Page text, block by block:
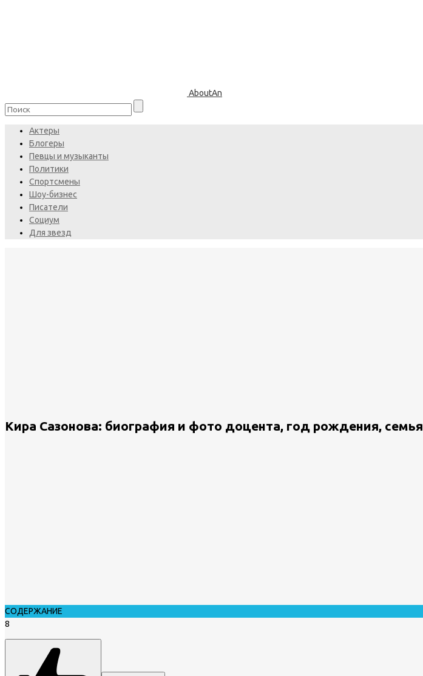
AboutAn
Актеры
Блогеры
Певцы и музыканты
Политики
Спортсмены
Шоу-бизнес
Писатели
Социум
Для звезд
Кира Сазонова: биография и фото доцента, год рождения, семья
СОДЕРЖАНИЕ
8